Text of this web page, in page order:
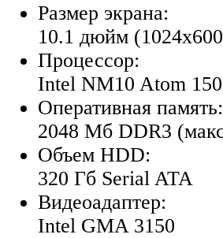
Размер экрана:
10.1 дюйм
Процессор:
Intel NM10 Atom
Оперативная память:
2048 Мб DDR3
Объем HDD:
320 Гб Serial ATA
Видеоадаптер:
Intel GMA 3150